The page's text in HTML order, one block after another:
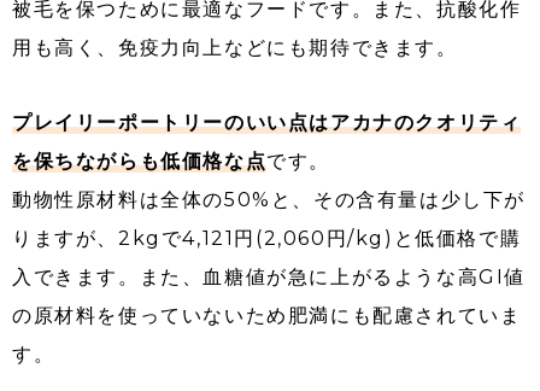
被毛を保つために最適なフードです。また、抗酸化作
用も高く、免疫力向上などにも期待できます。
プレイリーポートリーのいい点はアカナのクオリティ
を保ちながらも低価格な点です。
動物性原材料は全体の50%と、その含有量は少し下が
りますが、2kgで4,121円(2,060円/kg)と低価格で購
入できます。また、血糖値が急に上がるような高GI値
の原材料を使っていないため肥満にも配慮されていま
す。